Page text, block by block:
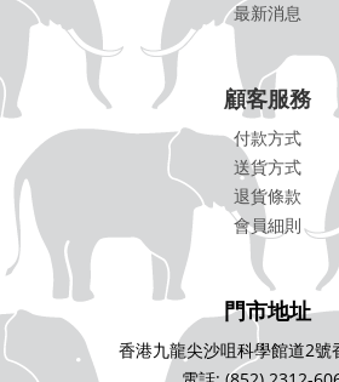
最新消息
顧客服務
付款方式
送貨方式
退貨條款
會員細則
門市地址
香港九龍尖沙咀科學館道2號